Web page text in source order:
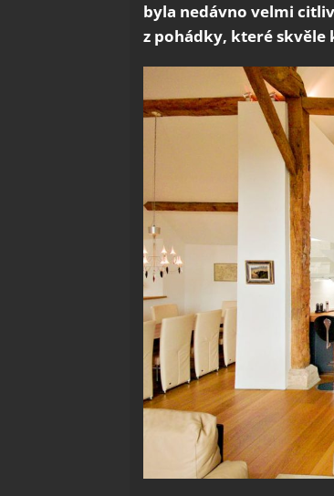
byla nedávno velmi
z pohádky, které